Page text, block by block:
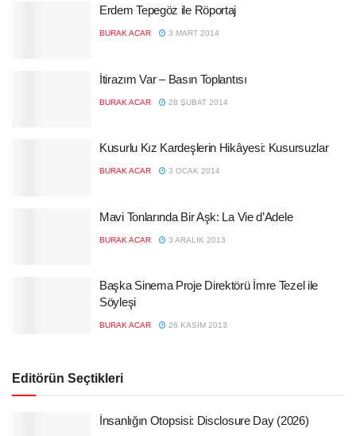
Erdem Tepegöz ile Röportaj
BURAK ACAR 3 MART 2014
İtirazım Var – Basın Toplantısı
BURAK ACAR 28 ŞUBAT 2014
Kusurlu Kız Kardeşlerin Hikâyesi: Kusursuzlar
BURAK ACAR 3 OCAK 2014
Mavi Tonlarında Bir Aşk: La Vie d’Adele
BURAK ACAR 3 ARALIK 2013
Başka Sinema Proje Direktörü İmre Tezel ile
Söyleşi
BURAK ACAR 26 KASIM 2013
Editörün Seçtikleri
İnsanlığın Otopsisi: Disclosure Day (2026)